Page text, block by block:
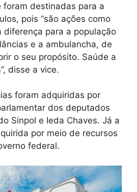
foram destinadas para a
pois “são ações como
diferença para a população
e a ambulancha, de
o seu propósito. Saúde a
disse a vice.
foram adquiridas por
dos deputados
Sinpol e Ieda Chaves. Já a
por meio de recursos
federal.